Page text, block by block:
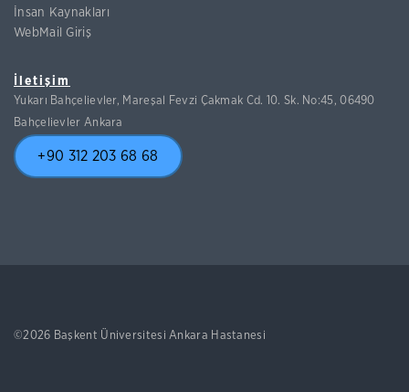
İnsan Kaynakları
WebMail Giriş
İletişim
Yukarı Bahçelievler, Mareşal Fevzi Çakmak Cd. 10. Sk. No:45, 06490
Bahçelievler Ankara
+90 312 203 68 68
©2026 Başkent Üniversitesi Ankara Hastanesi